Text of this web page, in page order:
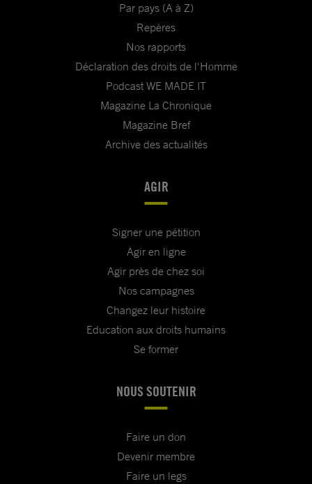
Par pays (A à Z)
Repères
Nos rapports
Déclaration des droits de l'Homme
Podcast WE MADE IT
Magazine La Chronique
Magazine Bref
Archive des actualités
AGIR
Signer une pétition
Agir en ligne
Agir près de chez soi
Nos campagnes
Changez leur histoire
Education aux droits humains
Se former
NOUS SOUTENIR
Faire un don
Devenir membre
Faire un legs